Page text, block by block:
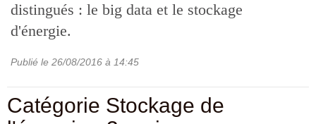
distingués : le big data et le stockage
d'énergie.
Publié le 26/08/2016 à 14:45
Catégorie Stockage de